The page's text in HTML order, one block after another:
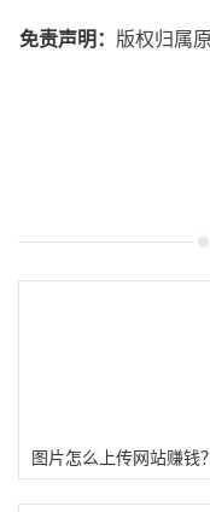
免责声明： 版权归属
图片怎么上传网站赚钱
人可为的躺赚项目！